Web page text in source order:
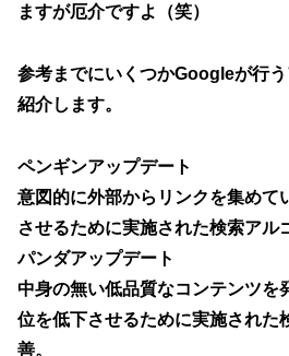
ますが厄介ですよ（笑）
参考までにいくつかGoogleが行
紹介します。
ペンギンアップデート
意図的に外部からリンクを集めて
させるために実施された検索アル
パンダアップデート
中身の無い低品質なコンテンツを
位を低下させるために実施された
善。